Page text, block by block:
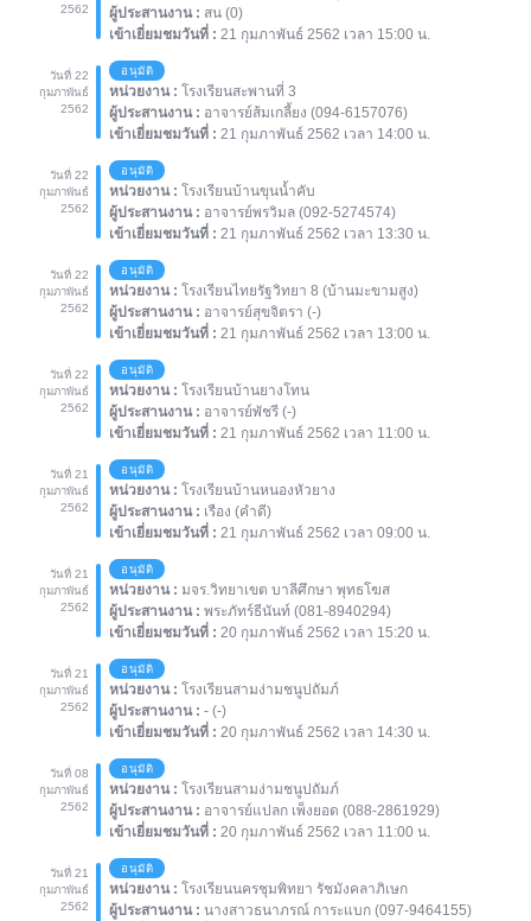
2562
ผู้ประสานงาน : สน (0)
เข้าเยี่ยมชมวันที่ : 21 กุมภาพันธ์ 2562 เวลา 15:00 น.
วันที่ 22
กุมภาพันธ์
2562
อนุมัติ
หน่วยงาน : โรงเรียนสะพานที่ 3
ผู้ประสานงาน : อาจารย์ส้มเกลี้ยง (094-6157076)
เข้าเยี่ยมชมวันที่ : 21 กุมภาพันธ์ 2562 เวลา 14:00 น.
วันที่ 22
กุมภาพันธ์
2562
อนุมัติ
หน่วยงาน : โรงเรียนบ้านขุนน้ำคับ
ผู้ประสานงาน : อาจารย์พรวิมล (092-5274574)
เข้าเยี่ยมชมวันที่ : 21 กุมภาพันธ์ 2562 เวลา 13:30 น.
วันที่ 22
กุมภาพันธ์
2562
อนุมัติ
หน่วยงาน : โรงเรียนไทยรัฐวิทยา 8 (บ้านมะขามสูง)
ผู้ประสานงาน : อาจารย์สุขจิตรา (-)
เข้าเยี่ยมชมวันที่ : 21 กุมภาพันธ์ 2562 เวลา 13:00 น.
วันที่ 22
กุมภาพันธ์
2562
อนุมัติ
หน่วยงาน : โรงเรียนบ้านยางโทน
ผู้ประสานงาน : อาจารย์พัชรี (-)
เข้าเยี่ยมชมวันที่ : 21 กุมภาพันธ์ 2562 เวลา 11:00 น.
วันที่ 21
กุมภาพันธ์
2562
อนุมัติ
หน่วยงาน : โรงเรียนบ้านหนองหัวยาง
ผู้ประสานงาน : เรือง (คำดี)
เข้าเยี่ยมชมวันที่ : 21 กุมภาพันธ์ 2562 เวลา 09:00 น.
วันที่ 21
กุมภาพันธ์
2562
อนุมัติ
หน่วยงาน : มจร.วิทยาเขต บาลีศึกษา พุทธโฆส
ผู้ประสานงาน : พระภัทร์ธีนันท์ (081-8940294)
เข้าเยี่ยมชมวันที่ : 20 กุมภาพันธ์ 2562 เวลา 15:20 น.
วันที่ 21
กุมภาพันธ์
2562
อนุมัติ
หน่วยงาน : โรงเรียนสามง่ามชนูปถัมภ์
ผู้ประสานงาน : - (-)
เข้าเยี่ยมชมวันที่ : 20 กุมภาพันธ์ 2562 เวลา 14:30 น.
วันที่ 08
กุมภาพันธ์
2562
อนุมัติ
หน่วยงาน : โรงเรียนสามง่ามชนูปถัมภ์
ผู้ประสานงาน : อาจารย์แปลก เพ็งยอด (088-2861929)
เข้าเยี่ยมชมวันที่ : 20 กุมภาพันธ์ 2562 เวลา 11:00 น.
วันที่ 21
กุมภาพันธ์
2562
อนุมัติ
หน่วยงาน : โรงเรียนนครชุมพิทยา รัชมังคลาภิเษก
ผู้ประสานงาน : นางสาวธนาภรณ์ การะแบก (097-9464155)